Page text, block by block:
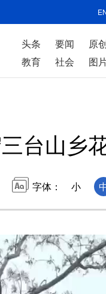
头条 要闻 原
教育
社会 图
台山乡
字体： 小